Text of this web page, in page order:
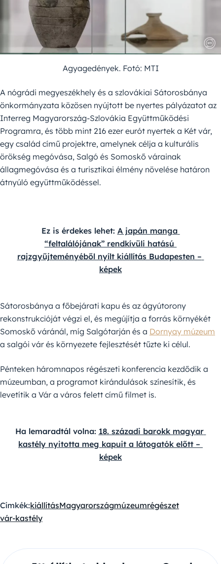
Agyagedények. Fotó: MTI
A nógrádi megyeszékhely és a szlovákiai Sátorosbánya
önkormányzata közösen nyújtott be nyertes pályázatot az
Interreg Magyarország-Szlovákia Együttműködési
Programra, és több mint 216 ezer eurót nyertek a Két vár,
egy család című projektre, amelynek célja a kulturális
örökség megóvása, Salgó és Somoskő várainak
állagmegóvása és a turisztikai élmény növelése határon
átnyúló együttműködéssel.
Ez is érdekes lehet: A japán manga
“feltalálójának” rendkívüli hatású
rajzgyűjteményéből nyílt kiállítás Budapesten –
képek
Sátorosbánya a főbejárati kapu és az ágyútorony
rekonstrukcióját végzi el, és megújítja a forrás környékét
Somoskő váránál, míg Salgótarján és a Dornyay múzeum
a salgói vár és környezete fejlesztését tűzte ki célul.
Pénteken háromnapos régészeti konferencia kezdődik a
múzeumban, a programot kirándulások színesítik, és
levetítik a Vár a város felett című filmet is.
Ha lemaradtál volna: 18. századi barokk magyar
kastély nyitotta meg kapuit a látogatók előtt –
képek
Címkék:kiállításMagyarországmúzeumrégészet
vár-kastély